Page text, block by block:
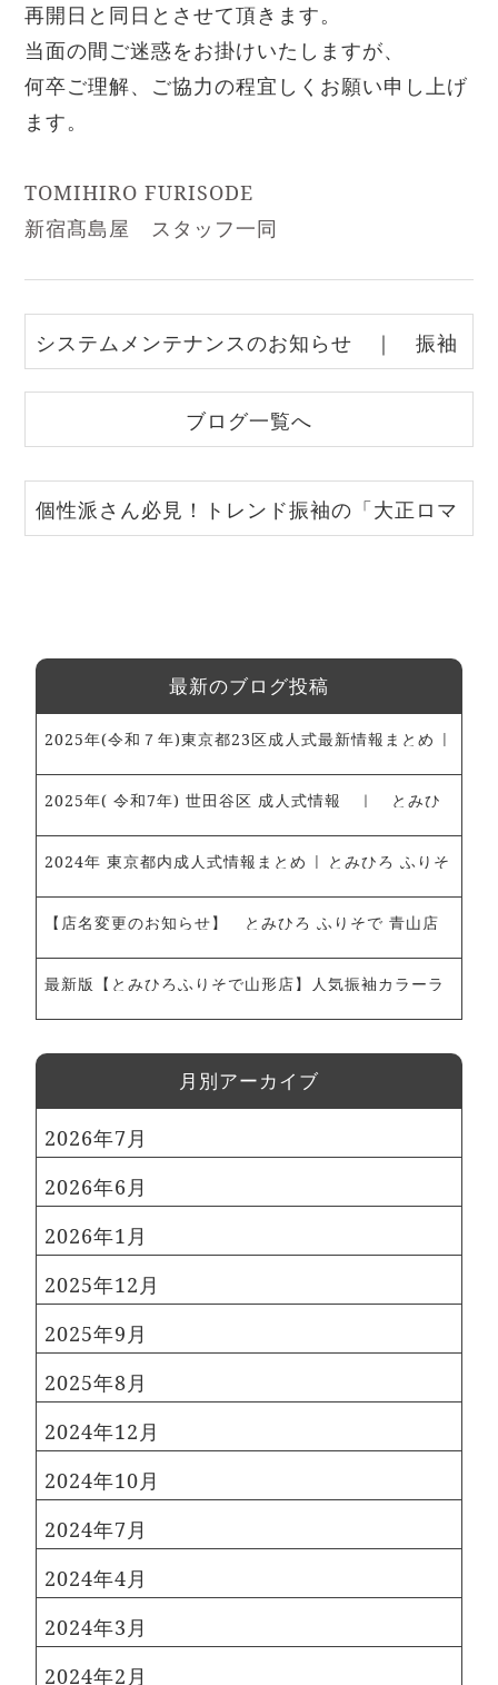
再開日と同日とさせて頂きます。
当面の間ご迷惑をお掛けいたしますが、
何卒ご理解、ご協力の程宜しくお願い申し上げ
ます。
TOMIHIRO FURISODE
新宿髙島屋 スタッフ一同
システムメンテナンスのお知らせ ｜ 振袖
いちばん館溝ノ口店
ブログ一覧へ
個性派さん必見！トレンド振袖の「大正ロマ
最新のブログ投稿
2025年(令和７年)東京都23区成人式最新情報まとめ |
タル、ママ振袖のご予約承ります～
2025年( 令和7年) 世田谷区 成人式情報 ｜ とみひ
ル・ママ振袖ご予約受付中～
2024年 東京都内成人式情報まとめ | とみひろ ふりそ
～【店名変更のお知らせ】 とみひろ ふりそで 青山店
最新版【とみひろふりそで山形店】人気振袖カラーラ
⽉別アーカイブ
2026年7月
2026年6月
2026年1月
2025年12月
2025年9月
2025年8月
2024年12月
2024年10月
2024年7月
2024年4月
2024年3月
2024年2月